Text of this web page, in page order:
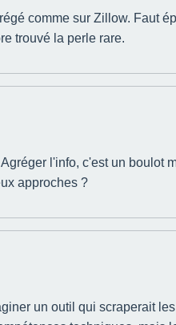
comme sur Zillow. Faut
trouvé la perle rare.
l'info, c'est un boulot
approches ?
un outil qui scraperait